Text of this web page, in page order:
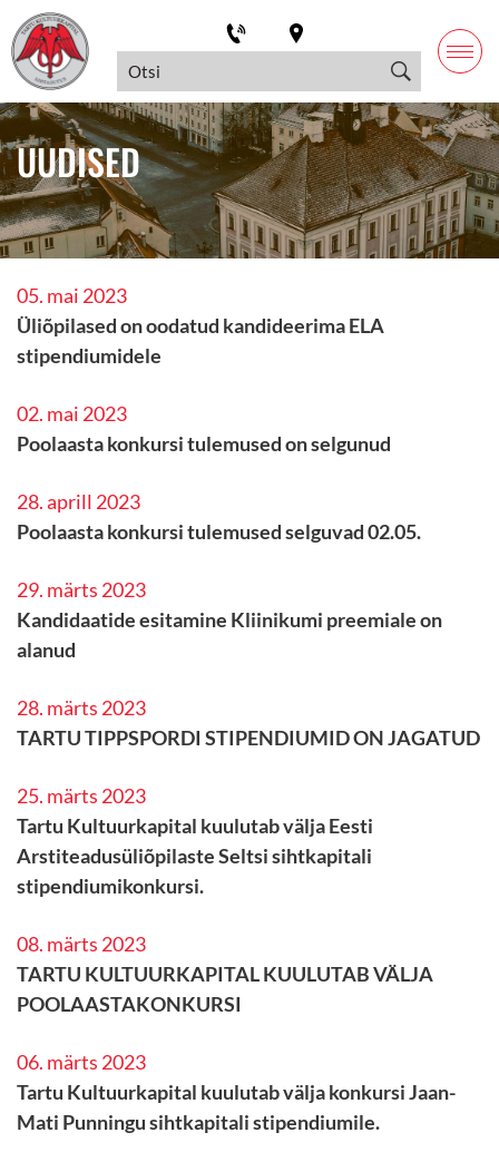
UUDISED
05. mai 2023
Üliõpilased on oodatud kandideerima ELA
stipendiumidele
02. mai 2023
Poolaasta konkursi tulemused on selgunud
28. aprill 2023
Poolaasta konkursi tulemused selguvad 02.05.
29. märts 2023
Kandidaatide esitamine Kliinikumi preemiale on
alanud
28. märts 2023
TARTU TIPPSPORDI STIPENDIUMID ON JAGATUD
25. märts 2023
Tartu Kultuurkapital kuulutab välja Eesti
Arstiteadusüliõpilaste Seltsi sihtkapitali
stipendiumikonkursi.
08. märts 2023
TARTU KULTUURKAPITAL KUULUTAB VÄLJA
POOLAASTAKONKURSI
06. märts 2023
Tartu Kultuurkapital kuulutab välja konkursi Jaan-
Mati Punningu sihtkapitali stipendiumile.